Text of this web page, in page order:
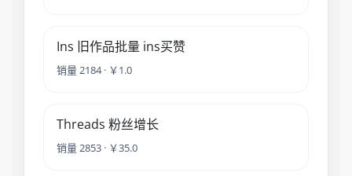
Ins 旧作品批量 ins买赞
销量 2184 · ￥1.0
Threads 粉丝增长
销量 2853 · ￥35.0